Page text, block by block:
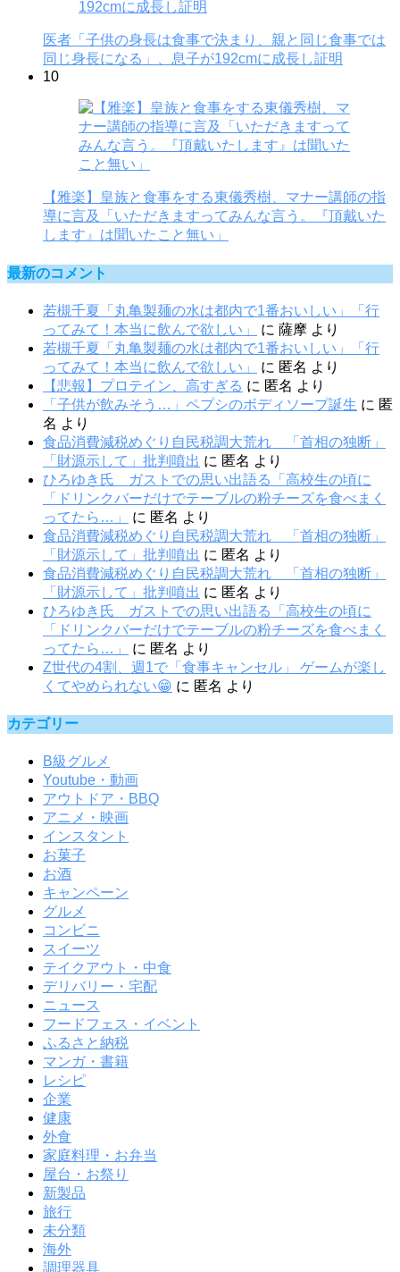
医者「子供の身長は食事で決まり、親と同じ食事では
同じ身長になる」、息子が192cmに成長し証明
10
【雅楽】皇族と食事をする東儀秀樹、マナー講師の指
導に言及「いただきますってみんな言う。『頂戴いた
します』は聞いたこと無い」
最新のコメント
若槻千夏「丸亀製麺の水は都内で1番おいしい」「行
ってみて！本当に飲んで欲しい」
に 薩摩 より
若槻千夏「丸亀製麺の水は都内で1番おいしい」「行
ってみて！本当に飲んで欲しい」
に 匿名 より
【悲報】プロテイン、高すぎる に 匿名 より
「子供が飲みそう…」ペプシのボディソープ誕生 に 匿
名 より
食品消費減税めぐり自民税調大荒れ 「首相の独断」
「財源示して」批判噴出 に 匿名 より
ひろゆき氏 ガストでの思い出語る「高校生の頃に
「ドリンクバーだけでテーブルの粉チーズを食べまく
ってたら…」
に 匿名 より
食品消費減税めぐり自民税調大荒れ 「首相の独断」
「財源示して」批判噴出 に 匿名 より
食品消費減税めぐり自民税調大荒れ 「首相の独断」
「財源示して」批判噴出 に 匿名 より
ひろゆき氏 ガストでの思い出語る「高校生の頃に
「ドリンクバーだけでテーブルの粉チーズを食べまく
ってたら…」
に 匿名 より
Z世代の4割、週1で「食事キャンセル」 ゲームが楽し
くてやめられない😁 に 匿名 より
カテゴリー
B級グルメ
Youtube・動画
アウトドア・BBQ
アニメ・映画
インスタント
お菓子
お酒
キャンペーン
グルメ
コンビニ
スイーツ
テイクアウト・中食
デリバリー・宅配
ニュース
フードフェス・イベント
ふるさと納税
マンガ・書籍
レシピ
企業
健康
外食
家庭料理・お弁当
屋台・お祭り
新製品
旅行
未分類
海外
調理器具